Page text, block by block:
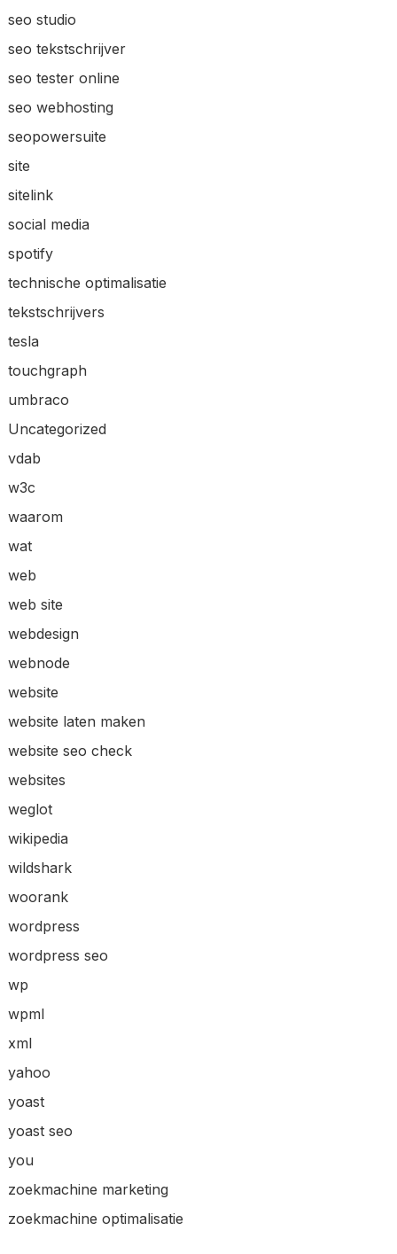
seo studio
seo tekstschrijver
seo tester online
seo webhosting
seopowersuite
site
sitelink
social media
spotify
technische optimalisatie
tekstschrijvers
tesla
touchgraph
umbraco
Uncategorized
vdab
w3c
waarom
wat
web
web site
webdesign
webnode
website
website laten maken
website seo check
websites
weglot
wikipedia
wildshark
woorank
wordpress
wordpress seo
wp
wpml
xml
yahoo
yoast
yoast seo
you
zoekmachine marketing
zoekmachine optimalisatie